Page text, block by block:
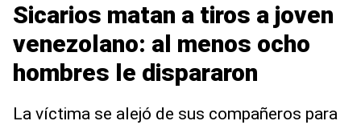
Sicarios matan a tiros a joven
venezolano: al menos ocho
hombres le dispararon
La víctima se alejó de sus compañeros para